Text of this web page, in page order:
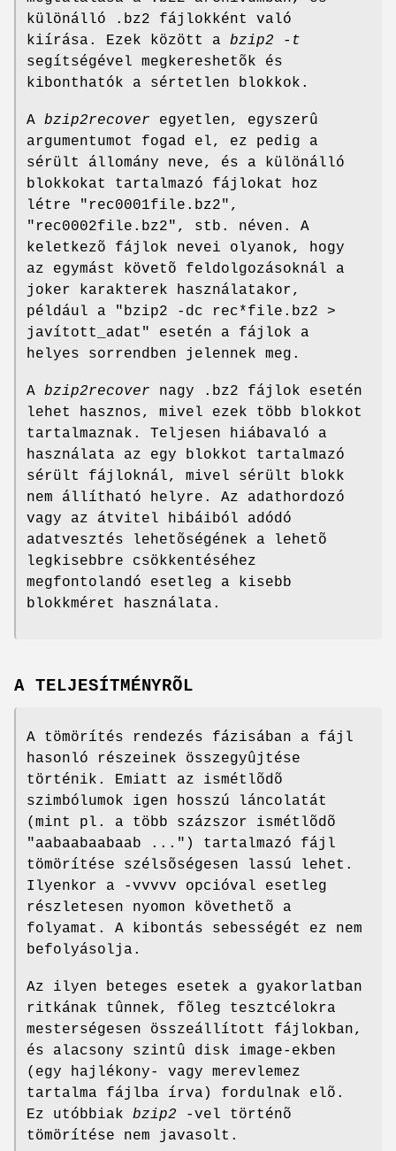
különálló .bz2 fájlokként való
kiírása. Ezek között a bzip2 -t
segítségével megkereshetõk és
kibonthatók a sértetlen blokkok.
A bzip2recover egyetlen, egyszerû
argumentumot fogad el, ez pedig a
sérült állomány neve, és a különálló
blokkokat tartalmazó fájlokat hoz
létre "rec0001file.bz2",
"rec0002file.bz2", stb. néven. A
keletkezõ fájlok nevei olyanok, hogy
az egymást követõ feldolgozásoknál a
joker karakterek használatakor,
például a "bzip2 -dc rec*file.bz2 >
javított_adat" esetén a fájlok a
helyes sorrendben jelennek meg.
A bzip2recover nagy .bz2 fájlok esetén
lehet hasznos, mivel ezek több blokkot
tartalmaznak. Teljesen hiábavaló a
használata az egy blokkot tartalmazó
sérült fájloknál, mivel sérült blokk
nem állítható helyre. Az adathordozó
vagy az átvitel hibáiból adódó
adatvesztés lehetõségének a lehetõ
legkisebbre csökkentéséhez
megfontolandó esetleg a kisebb
blokkméret használata.
A TELJESÍTMÉNYRÕL
A tömörítés rendezés fázisában a fájl
hasonló részeinek összegyûjtése
történik. Emiatt az ismétlõdõ
szimbólumok igen hosszú láncolatát
(mint pl. a több százszor ismétlõdõ
"aabaabaabaab ...") tartalmazó fájl
tömörítése szélsõségesen lassú lehet.
Ilyenkor a -vvvvv opcióval esetleg
részletesen nyomon követhetõ a
folyamat. A kibontás sebességét ez nem
befolyásolja.
Az ilyen beteges esetek a gyakorlatban
ritkának tûnnek, fõleg tesztcélokra
mesterségesen összeállított fájlokban,
és alacsony szintû disk image-ekben
(egy hajlékony- vagy merevlemez
tartalma fájlba írva) fordulnak elõ.
Ez utóbbiak bzip2 -vel történõ
tömörítése nem javasolt.